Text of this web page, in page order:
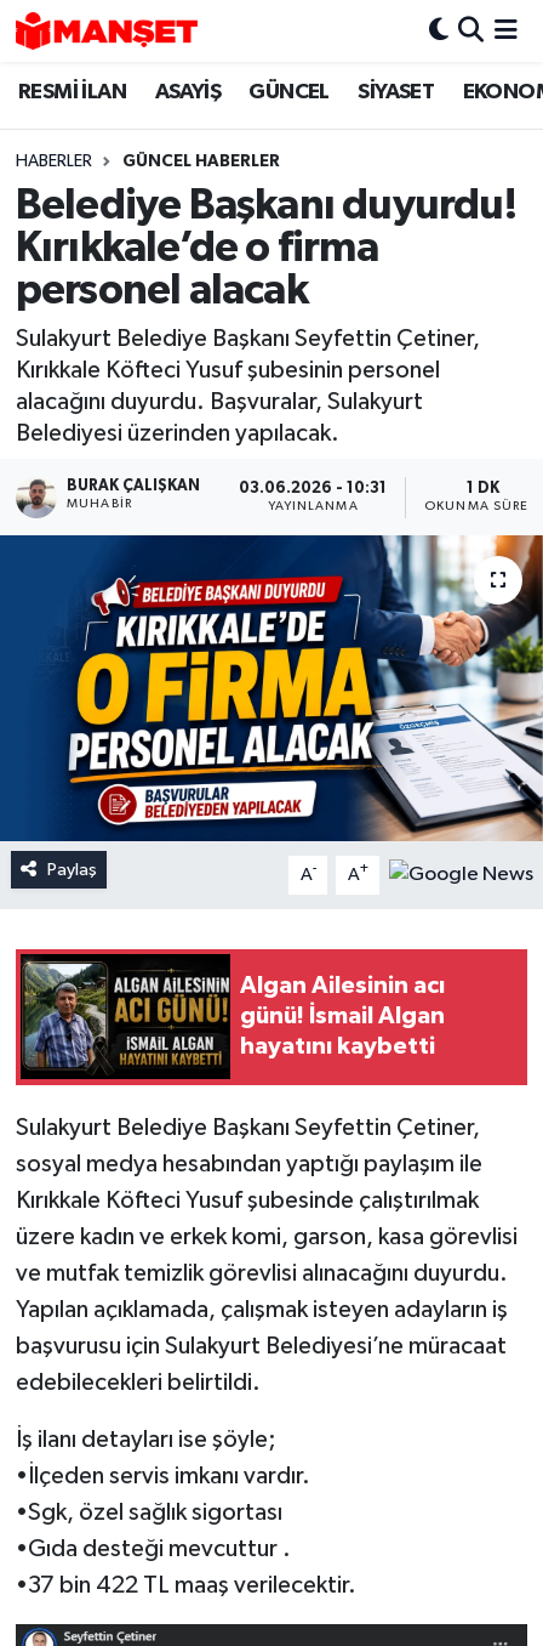
RESMİ İLAN ASAYİŞ GÜNCEL SİYASET
HABERLER GÜNCEL HABERLER
Belediye Başkanı duyurdu!
Kırıkkale’de o firma
personel alacak
Sulakyurt Belediye Başkanı Seyfettin Çetiner,
Kırıkkale Köfteci Yusuf şubesinin personel
alacağını duyurdu. Başvuralar, Sulakyurt
Belediyesi üzerinden yapılacak.
BURAK ÇALIŞKAN
MUHABIR
03.06.2026 - 10:31
YAYINLANMA
1 DK
OKUNMA SÜRESI
Paylaş A- A+
Algan Ailesinin acı
günü! İsmail Algan
hayatını kaybetti
Sulakyurt Belediye Başkanı Seyfettin Çetiner,
sosyal medya hesabından yaptığı paylaşım ile
Kırıkkale Köfteci Yusuf şubesinde çalıştırılmak
üzere kadın ve erkek komi, garson, kasa görevlisi
ve mutfak temizlik görevlisi alınacağını duyurdu.
Yapılan açıklamada, çalışmak isteyen adayların iş
başvurusu için Sulakyurt Belediyesi’ne müracaat
edebilecekleri belirtildi.
İş ilanı detayları ise şöyle;
•İlçeden servis imkanı vardır.
•Sgk, özel sağlık sigortası
•Gıda desteği mevcuttur .
•37 bin 422 TL maaş verilecektir.
Hava Durumu
Trafik Durumu
Süper Lig Puan Durumu ve Fikstür
Tüm Manşetler
Son Dakika Haberleri
Haber Arşivi